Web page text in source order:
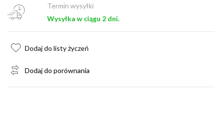
Termin wysyłki
Wysyłka w ciągu 2 dni.
Dodaj do listy życzeń
Dodaj do porównania